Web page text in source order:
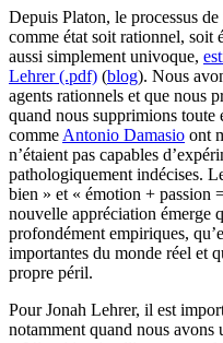
Depuis Platon, le processus
comme état soit rationnel, soit
aussi simplement univoque,
Lehrer (.pdf) (blog). Nous
agents rationnels et que nous
quand nous supprimions toute
comme Antonio Damasio ont
n’étaient pas capables
pathologiquement indécises.
bien » et « émotion + passion
nouvelle appréciation émerge
profondément empiriques,
importantes du monde réel et
propre péril.
Pour Jonah Lehrer, il est
notamment quand nous avons